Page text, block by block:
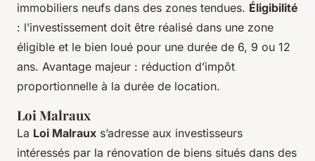
immobiliers neufs dans des zones tendues. Éligibilité
: l’investissement doit être réalisé dans une zone
éligible et le bien loué pour une durée de 6, 9 ou 12
ans. Avantage majeur : réduction d’impôt
proportionnelle à la durée de location.
Loi Malraux
La Loi Malraux s’adresse aux investisseurs
intéressés par la rénovation de biens situés dans des